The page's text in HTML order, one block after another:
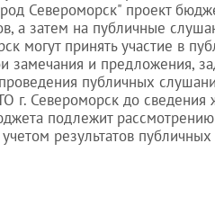
Североморск" проект
а затем на публичные
могут принять участие в
замечания и предложения,
публичных
г. Североморск до
подлежит
результатов